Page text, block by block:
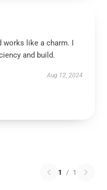
works like a charm. I
and build.
Aug 12, 2024
1 / 1